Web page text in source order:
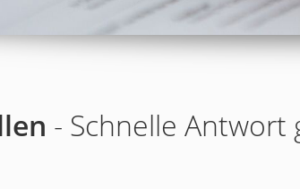
- Schnelle Antwort